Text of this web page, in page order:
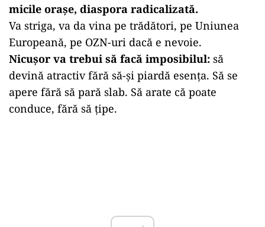
micile orașe, diaspora radicalizată.
Va striga, va da vina pe trădători, pe Uniunea
Europeană, pe OZN-uri dacă e nevoie.
Nicușor va trebui să facă imposibilul: să
devină atractiv fără să-și piardă esența. Să se
apere fără să pară slab. Să arate că poate
conduce, fără să țipe.